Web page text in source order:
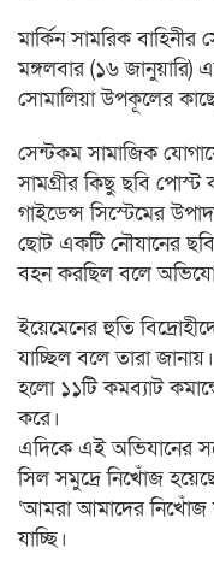
মার্কিন সামরিক
মঙ্গলবার (১৬
সোমালিয়া উপকূলের
সেন্টকম সামাজিক
সামগ্রীর কিছু ছবি পোস্ট
গাইডেন্স সিস্টেমের
ছোট একটি নৌযানের
বহন করছিল বলে
ইয়েমেনের হুতি
যাচ্ছিল বলে তারা
হলো ১১টি কমব্যাট
করে।
এদিকে এই অভিযানের
সিল সমুদ্রে নিখোঁজ
‘আমরা আমাদের নিখোঁজ
যাচ্ছি।